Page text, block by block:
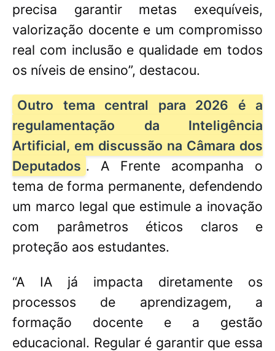
precisa garantir metas exequíveis,
valorização docente e um compromisso
real com inclusão e qualidade em todos
os níveis de ensino”, destacou.
Outro tema central para 2026 é a
regulamentação da Inteligência
Artificial, em discussão na Câmara dos
Deputados . A Frente acompanha o
tema de forma permanente, defendendo
um marco legal que estimule a inovação
com parâmetros éticos claros e
proteção aos estudantes.
“A IA já impacta diretamente os
processos de aprendizagem, a
formação docente e a gestão
educacional. Regular é garantir que essa